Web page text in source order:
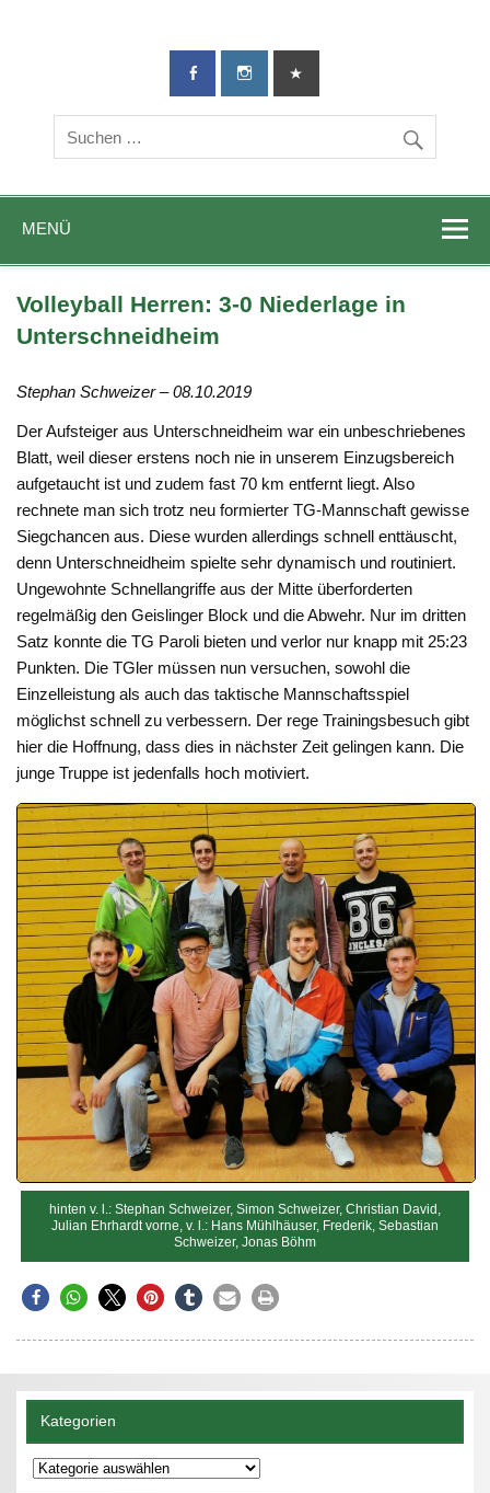
TG-Geislingen
DIE Sportadresse in Geislingen!
MENÜ
Volleyball Herren: 3-0 Niederlage in
Unterschneidheim
Stephan Schweizer – 08.10.2019
Der Aufsteiger aus Unterschneidheim war ein unbeschriebenes
Blatt, weil dieser erstens noch nie in unserem Einzugsbereich
aufgetaucht ist und zudem fast 70 km entfernt liegt. Also
rechnete man sich trotz neu formierter TG-Mannschaft gewisse
Siegchancen aus. Diese wurden allerdings schnell enttäuscht,
denn Unterschneidheim spielte sehr dynamisch und routiniert.
Ungewohnte Schnellangriffe aus der Mitte überforderten
regelmäßig den Geislinger Block und die Abwehr. Nur im dritten
Satz konnte die TG Paroli bieten und verlor nur knapp mit 25:23
Punkten. Die TGler müssen nun versuchen, sowohl die
Einzelleistung als auch das taktische Mannschaftsspiel
möglichst schnell zu verbessern. Der rege Trainingsbesuch gibt
hier die Hoffnung, dass dies in nächster Zeit gelingen kann. Die
junge Truppe ist jedenfalls hoch motiviert.
hinten v. l.: Stephan Schweizer, Simon Schweizer, Christian David,
Julian Ehrhardt vorne, v. l.: Hans Mühlhäuser, Frederik, Sebastian
Schweizer, Jonas Böhm
Kategorien
Kategorien